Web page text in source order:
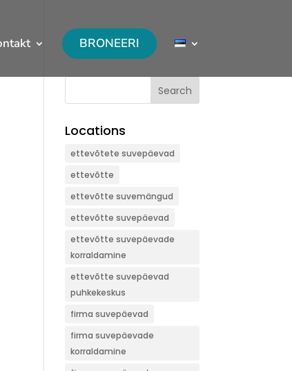
BRONEERI
Search
Locations
ettevõtete suvepäevad
ettevõtte
ettevõtte suvemängud
ettevõtte suvepäevad
ettevõtte suvepäevade
korraldamine
ettevõtte suvepäevad
puhkekeskus
firma suvepäevad
firma suvepäevade
korraldamine